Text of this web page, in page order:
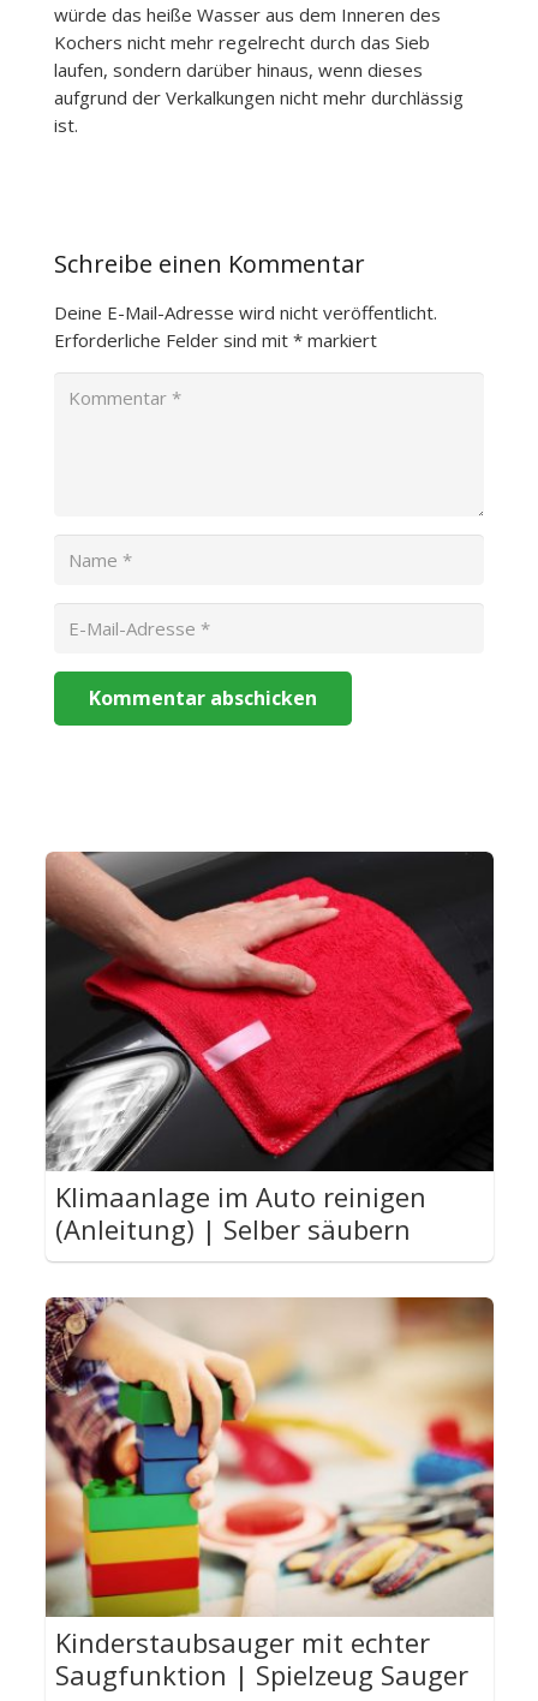
würde das heiße Wasser aus dem Inneren des
Kochers nicht mehr regelrecht durch das Sieb
laufen, sondern darüber hinaus, wenn dieses
aufgrund der Verkalkungen nicht mehr durchlässig
ist.
Schreibe einen Kommentar
Deine E-Mail-Adresse wird nicht veröffentlicht.
Erforderliche Felder sind mit * markiert
Kommentar abschicken
Klimaanlage im Auto reinigen
(Anleitung) | Selber säubern
Kinderstaubsauger mit echter
Saugfunktion | Spielzeug Sauger